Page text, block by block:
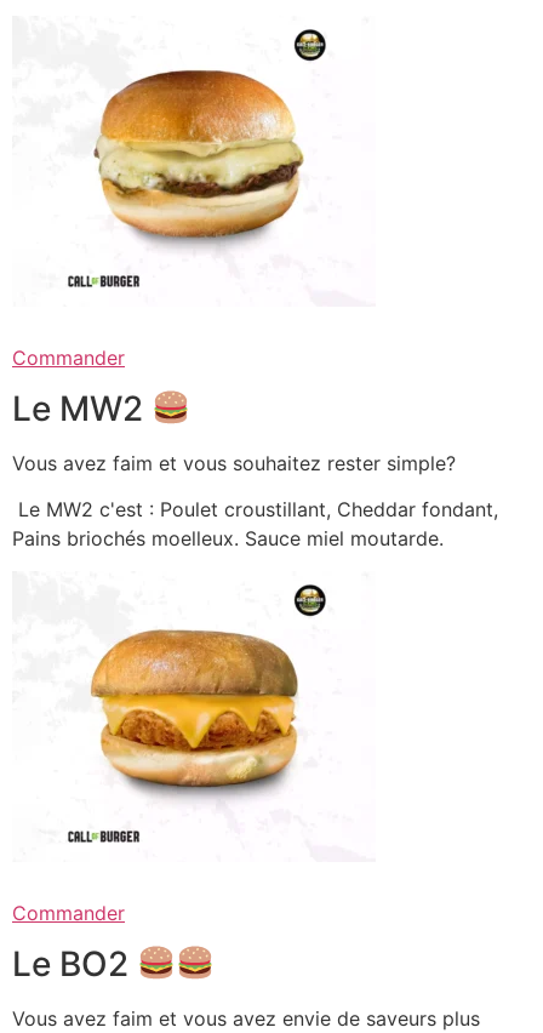
Commander
Le MW2
Vous avez faim et vous souhaitez rester simple?
Le MW2 c'est : Poulet croustillant, Cheddar fondant,
Pains briochés moelleux. Sauce miel moutarde.
Commander
Le BO2
Vous avez faim et vous avez envie de saveurs plus